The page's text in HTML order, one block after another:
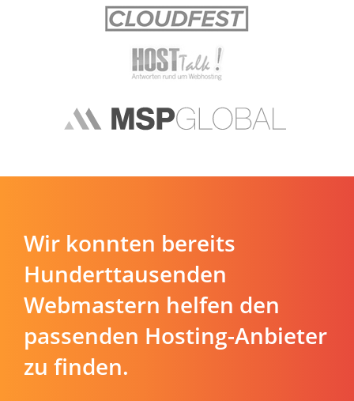
Wir konnten bereits
Hunderttausenden
Webmastern helfen den
passenden Hosting-Anbieter
zu finden.